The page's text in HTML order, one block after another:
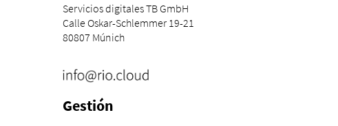
Servicios digitales TB GmbH
Calle Oskar-Schlemmer 19-21
80807 Múnich
Gestión